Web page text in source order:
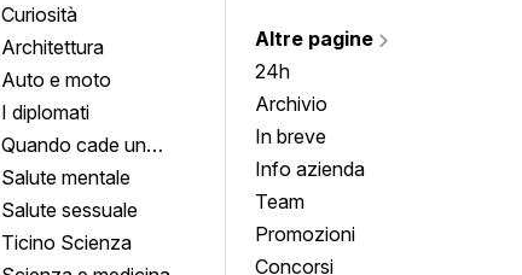
Curiosità
Architettura
Auto e moto
I diplomati
Quando cade un
quadro
Salute mentale
Salute sessuale
Ticino Scienza
Altre pagine
24h
Archivio
In breve
Info azienda
Team
Promozioni
Concorsi